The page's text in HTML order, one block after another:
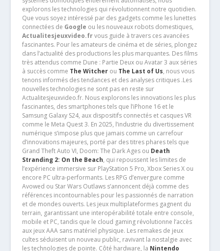
explorons les technologies qui révolutionnent notre quotidien.
Que vous soyez intéressé par des gadgets comme les lunettes
connectées de Google ou les nouveaux robots domestiques,
Actualitesjeuxvideo.frvous guide à travers ces avancées
fascinantes. Pour les amateurs de cinéma et de séries, plongez
dans l’actualité des productions les plus marquantes. Des films
très attendus comme Dune : Partie Deux ou Avatar 3 aux séries
à succès comme The Witcherou The Last of Us, nous vous
tenons informés des tendances et des analyses critiques .Les
nouvelles technologies ne sont pas en reste sur
Actualitesjeuxvideo.fr. Nous explorons les innovations les plus
fascinantes, des smartphones tels que l’iPhone 16 et le
Samsung Galaxy S24, aux dispositifs connectés et casques VR
comme le Meta Quest 3. En 2025, l’industrie du divertissement
numérique s’impose plus que jamais comme un carrefour
d’innovations majeures, porté par des titres phares tels que
Grand Theft Auto VI, Doom: The Dark Ages ou Death
Stranding 2: On the Beach, qui repoussent les limites de
l’expérience immersive sur PlayStation 5 Pro, Xbox Series X ou
encore PC ultra-performants. Les RPG d’envergure comme
Avowed ou Star Wars Outlaws s’annoncent déjà comme des
références incontournables pour les passionnés de narration
et de mondes ouverts. Les jeux multiplateformes gagnent du
terrain, garantissant une interopérabilité totale entre console,
mobile et PC, tandis que le cloud gaming révolutionne l’accès
aux jeux AAA sans matériel physique. Les remakes de jeux
cultes séduisent un nouveau public, ravivant la nostalgie avec
les technologies de pointe. Côté hardware, la Nintendo